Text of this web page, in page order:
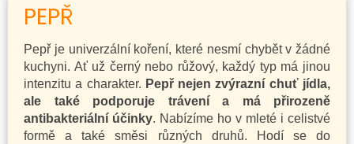
PEPŘ
Pepř je univerzální koření, které nesmí chybět v žádné
kuchyni. Ať už černý nebo růžový, každý typ má jinou
intenzitu a charakter. Pepř nejen zvýrazní chuť jídla,
ale také podporuje trávení a má přirozeně
antibakteriální účinky. Nabízíme ho v mleté i celistvé
formě a také směsi různých druhů. Hodí se do